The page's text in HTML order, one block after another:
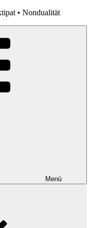
• Nondualität
Menü